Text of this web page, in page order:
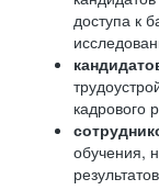
доступа к
кадрового
обучения,